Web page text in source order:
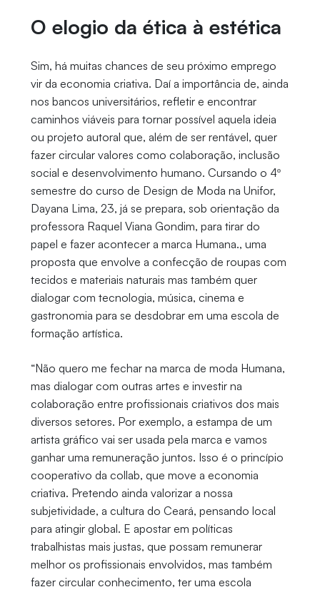
O elogio da ética à estética
Sim, há muitas chances de seu próximo emprego
vir da economia criativa. Daí a importância de, ainda
nos bancos universitários, refletir e encontrar
caminhos viáveis para tornar possível aquela ideia
ou projeto autoral que, além de ser rentável, quer
fazer circular valores como colaboração, inclusão
social e desenvolvimento humano. Cursando o 4º
semestre do curso de Design de Moda na Unifor,
Dayana Lima, 23, já se prepara, sob orientação da
professora Raquel Viana Gondim, para tirar do
papel e fazer acontecer a marca Humana., uma
proposta que envolve a confecção de roupas com
tecidos e materiais naturais mas também quer
dialogar com tecnologia, música, cinema e
gastronomia para se desdobrar em uma escola de
formação artística.
“Não quero me fechar na marca de moda Humana,
mas dialogar com outras artes e investir na
colaboração entre profissionais criativos dos mais
diversos setores. Por exemplo, a estampa de um
artista gráfico vai ser usada pela marca e vamos
ganhar uma remuneração juntos. Isso é o princípio
cooperativo da collab, que move a economia
criativa. Pretendo ainda valorizar a nossa
subjetividade, a cultura do Ceará, pensando local
para atingir global. E apostar em políticas
trabalhistas mais justas, que possam remunerar
melhor os profissionais envolvidos, mas também
fazer circular conhecimento, ter uma escola